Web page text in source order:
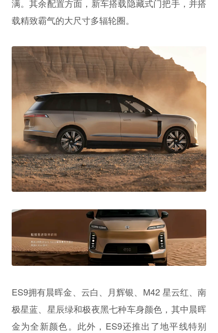
满。其余配置方面，新车搭载隐藏式门把手，并搭
载精致霸气的大尺寸多辐轮圈。
ES9拥有晨晖金、云白、月辉银、M42 星云红、南
极星蓝、星辰绿和极夜黑七种车身颜色，其中晨晖
金为全新颜色。此外，ES9还推出了地平线特别